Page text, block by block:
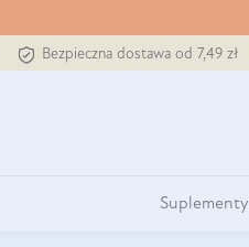
Bezpieczna dostawa od 7,49 zł
Suplementy